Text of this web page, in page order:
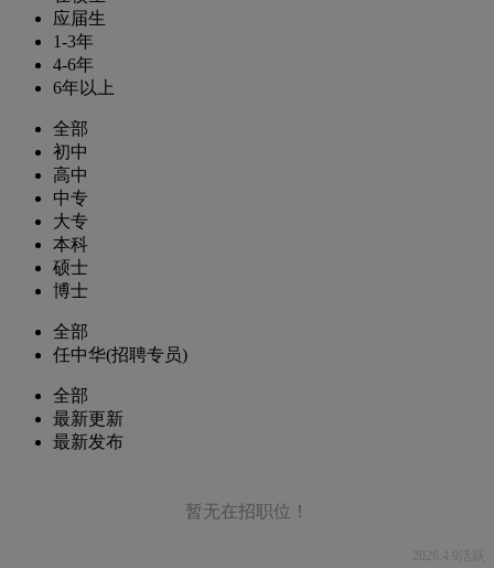
应届生
1-3年
4-6年
6年以上
全部
初中
高中
中专
大专
本科
硕士
博士
全部
任中华(招聘专员)
全部
最新更新
最新发布
暂无在招职位！
2026.4.9活跃